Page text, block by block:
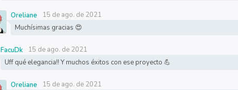
Oreliane 15 de ago. de 2021
Muchísimas gracias 😍
FacuDk 15 de ago. de 2021
Uff qué elegancia!! Y muchos éxitos con ese proyecto 💪
Oreliane 15 de ago. de 2021